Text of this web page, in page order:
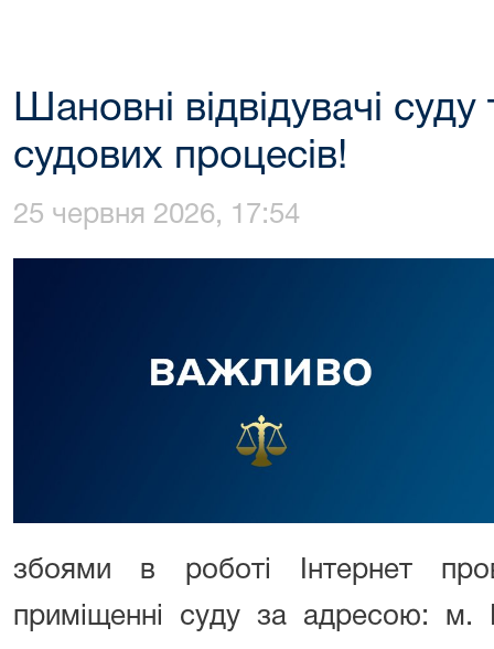
Шановні відвідувачі
судових процесів!
25 червня 2026, 17:54
збоями в роботі Інтернет
приміщенні суду за адресою: м.